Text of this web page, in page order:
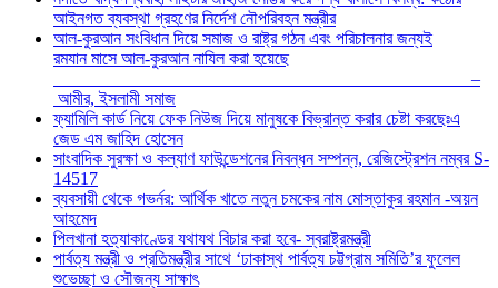
আইনগত ব্যবস্থা গ্রহণের নির্দেশ নৌপরিবহন মন্ত্রীর
আল-কুরআন সংবিধান দিয়ে সমাজ ও রাষ্ট্র গঠন এবং পরিচালনার জন্যই
রমযান মাসে আল-কুরআন নাযিল করা হয়েছে
–
আমীর, ইসলামী সমাজ
ফ্যামিলি কার্ড নিয়ে ফেক নিউজ দিয়ে মানুষকে বিভ্রান্ত করার চেষ্টা করছেঃএ
জেড এম জাহিদ হোসেন
সাংবাদিক সুরক্ষা ও কল্যাণ ফাউন্ডেশনের নিবন্ধন সম্পন্ন, রেজিস্ট্রেশন নম্বর S-
14517
ব্যবসায়ী থেকে গভর্নর: আর্থিক খাতে নতুন চমকের নাম মোস্তাকুর রহমান -অয়ন
আহমেদ
পিলখানা হত্যাকাণ্ডের যথাযথ বিচার করা হবে- স্বরাষ্ট্রমন্ত্রী
পার্বত্য মন্ত্রী ও প্রতিমন্ত্রীর সাথে ‘ঢাকাস্থ পার্বত্য চট্টগ্রাম সমিতি’র ফুলেল
শুভেচ্ছা ও সৌজন্য সাক্ষাৎ